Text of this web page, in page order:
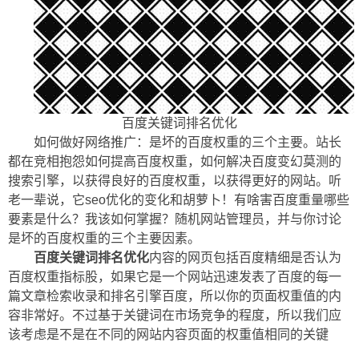
百度关键词排名优化
如何做好网络推广：是坏的百度权重的三个主要。站长
都在竞相抱怨如何提高百度权重，如何解决百度变幻莫测的
搜索引擎，以获得良好的百度权重，以获得更好的网站。听
老一辈说，它seo优化的变化和胡萝卜！有啥害百度重量哪些
要素是什么？我该如何掌握？随机网站管理员，并与你讨论
是坏的百度权重的三个主要因素。
百度关键词排名优化内容的网页包括百度精细是否认为
百度权重指标股，如果它是一个网站迅速发表了百度的每一
篇文章检索收录和排名引擎百度，所以你的页面权重值的内
容非常好。不过基于关键词在市场竞争的程度，所以我们应
该考虑是不是在不同的网站内容页面的权重值相同的关键